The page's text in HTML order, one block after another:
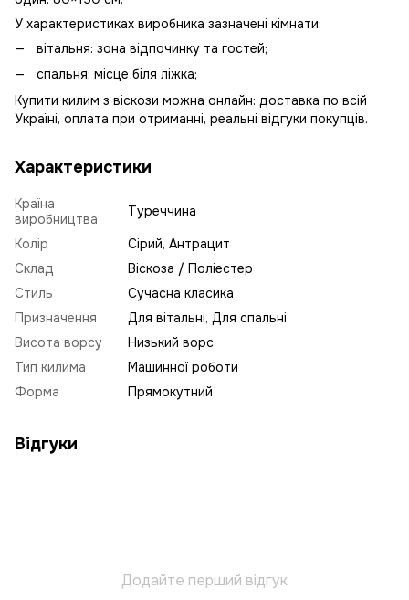
У характеристиках виробника зазначені кімнати:
вітальня: зона відпочинку та гостей;
спальня: місце біля ліжка;
Купити килим з віскози можна онлайн: доставка по всій
Україні, оплата при отриманні, реальні відгуки покупців.
Характеристики
Країна
виробництва
Туреччина
Колір
Сірий, Антрацит
Склад
Віскоза / Поліестер
Стиль
Сучасна класика
Призначення
Для вітальні, Для спальні
Висота ворсу
Низький ворс
Тип килима
Машинної роботи
Форма
Прямокутний
Відгуки
Додайте перший відгук